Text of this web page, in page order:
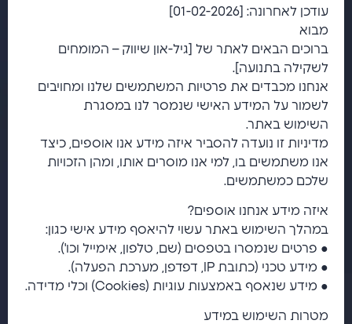
עודכן לאחרונה: [01-02-2026]
מבוא
ברוכים הבאים לאתר של [גיל-און שיווק – המומחים
לשקילה בתנועה].
אנחנו מכבדים את פרטיות המשתמשים שלנו ומחויבים
לשמור על המידע האישי שנמסר לנו במסגרת
השימוש באתר.
מדיניות זו נועדה להסביר איזה מידע אנו אוספים, כיצד
אנו משתמשים בו, למי אנו מוסרים אותו, ומהן הזכויות
שלכם כמשתמשים.
איזה מידע אנחנו אוספים?
במהלך השימוש באתר עשוי להיאסף מידע אישי כגון:
● פרטים שנמסרו בטפסים (שם, טלפון, אימייל וכו').
● מידע טכני (כתובת IP, דפדפן, מערכת הפעלה).
● מידע שנאסף באמצעות עוגיות (Cookies) וכלי מדידה.
מטרות השימוש במידע